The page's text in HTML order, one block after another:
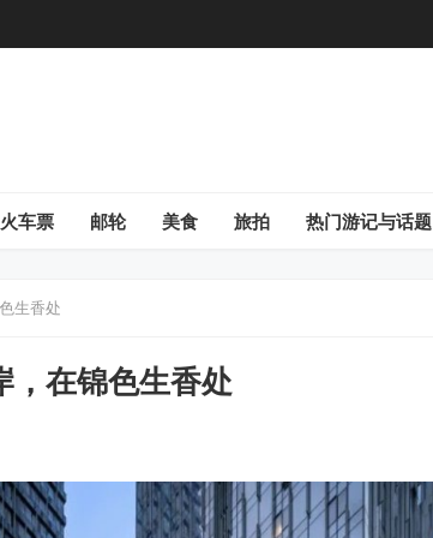
火车票 邮轮 美食 旅拍 热门游记与话题
生香处
，在锦色生香处